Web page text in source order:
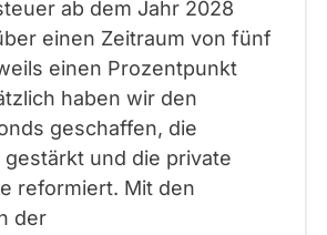
ab dem Jahr 2028
einen Zeitraum von fünf
einen Prozentpunkt
haben wir den
geschaffen, die
gestärkt und die private
reformiert. Mit den
der